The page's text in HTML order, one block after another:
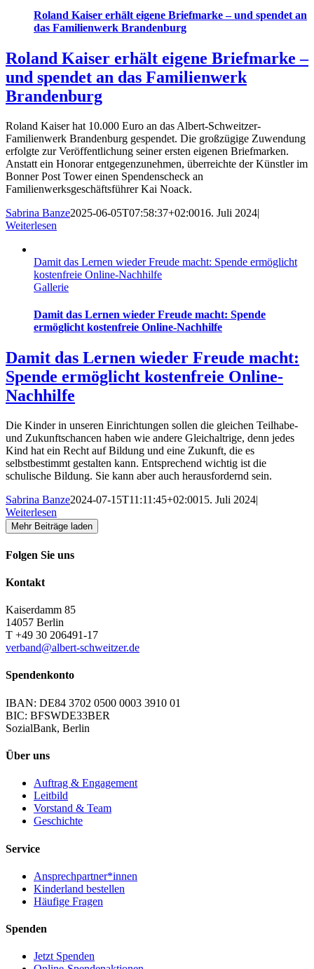
Roland Kaiser erhält eigene Briefmarke – und spendet an
das Familienwerk Brandenburg
Roland Kaiser erhält eigene Briefmarke –
und spendet an das Familienwerk
Brandenburg
Roland Kaiser hat 10.000 Euro an das Albert-Schweitzer-
Familienwerk Brandenburg gespendet. Die großzügige Zuwendung
erfolgte zur Veröffentlichung seiner ersten eigenen Briefmarken.
Anstatt ein Honorar entgegenzunehmen, überreichte der Künstler im
Bonner Post Tower einen Spendenscheck an
Familienwerksgeschäftsführer Kai Noack.
Sabrina Banze2025-06-05T07:58:37+02:0016. Juli 2024|
Weiterlesen
Damit das Lernen wieder Freude macht: Spende ermöglicht
kostenfreie Online-Nachhilfe
Gallerie
Damit das Lernen wieder Freude macht: Spende
ermöglicht kostenfreie Online-Nachhilfe
Damit das Lernen wieder Freude macht:
Spende ermöglicht kostenfreie Online-
Nachhilfe
Die Kinder in unseren Einrichtungen sollen die gleichen Teilhabe-
und Zukunftschancen haben wie andere Gleichaltrige, denn jedes
Kind hat ein Recht auf Bildung und eine Zukunft, die es
selbstbestimmt gestalten kann. Entsprechend wichtig ist die
schulische Bildung. Sie kann aber auch herausfordernd sein.
Sabrina Banze2024-07-15T11:11:45+02:0015. Juli 2024|
Weiterlesen
Mehr Beiträge laden
Folgen Sie uns
Kontakt
Kaiserdamm 85
14057 Berlin
T +49 30 206491-17
verband@albert-schweitzer.de
Spendenkonto
IBAN: DE84 3702 0500 0003 3910 01
BIC: BFSWDE33BER
SozialBank, Berlin
Über uns
Auftrag & Engagement
Leitbild
Vorstand & Team
Geschichte
Service
Ansprechpartner*innen
Kinderland bestellen
Häufige Fragen
Spenden
Jetzt Spenden